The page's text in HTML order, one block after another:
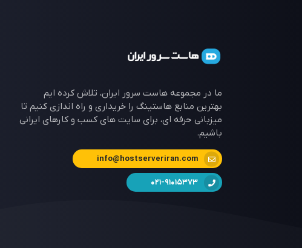
ما در مجموعه هاست سرور ایران، تلاش کرده ایم
بهترین منابع هاستینگ را خریداری و راه اندازی کنیم تا
میزبانی حرفه ای، برای سایت های کسب و کارهای ایرانی
باشیم.
info@hostserveriran.com
021-91015373